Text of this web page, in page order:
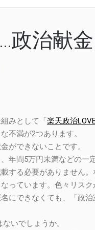
政治献
みとして「 楽天政治
不満が2つあります。
ができないことです。
年間5万円未満などの一
する必要がありません
っています。色々リス
にできなくても、「政
いでしょうか。